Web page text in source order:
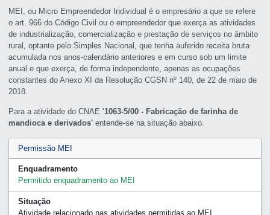
MEI, ou Micro Empreendedor Individual é o empresário a que se refere
o art. 966 do Código Civil ou o empreendedor que exerça as atividades
de industrialização, comercialização e prestação de serviços no âmbito
rural, optante pelo Simples Nacional, que tenha auferido receita bruta
acumulada nos anos-calendário anteriores e em curso sob um limite
anual e que exerça, de forma independente, apenas as ocupações
constantes do Anexo XI da Resolução CGSN nº 140, de 22 de maio de
2018.
Para a atividade do CNAE'1063-5/00 - Fabricação de farinha de
mandioca e derivados' entende-se na situação abaixo.
Permissão MEI
Enquadramento
Permitido enquadramento ao MEI
Situação
Atividade relacionado nas atividades permitidas ao MEI